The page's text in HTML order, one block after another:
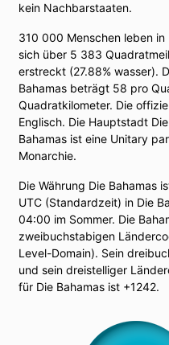
kein Nachbarstaaten.
310 000 Menschen leben in
sich über 5 383
erstreckt (27.88% wasser).
Bahamas beträgt 58 pro
Quadratkilometer. Die
Englisch. Die Hauptstadt
Bahamas ist eine Unitary
Monarchie.
Die Währung Die Bahamas
UTC (Standardzeit) in Die
04:00 im Sommer. Die
zweibuchstabigen
Level-Domain). Sein
und sein dreistelliger
für Die Bahamas ist +1242.